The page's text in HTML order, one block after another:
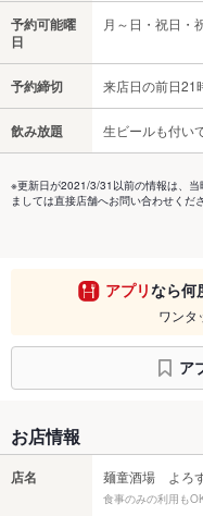
予約可能曜
日
月～日・祝日・
予約締切 来店日の前日21
飲み放題 生ビールも付い
※更新日が2021/3/31以前の情報は、当
ましては直接店舗へお問い合わせくださ
アプリなら何
ワンタ
ア
お店情報
店名 麺童酒場 よろ
食事のみの利用も